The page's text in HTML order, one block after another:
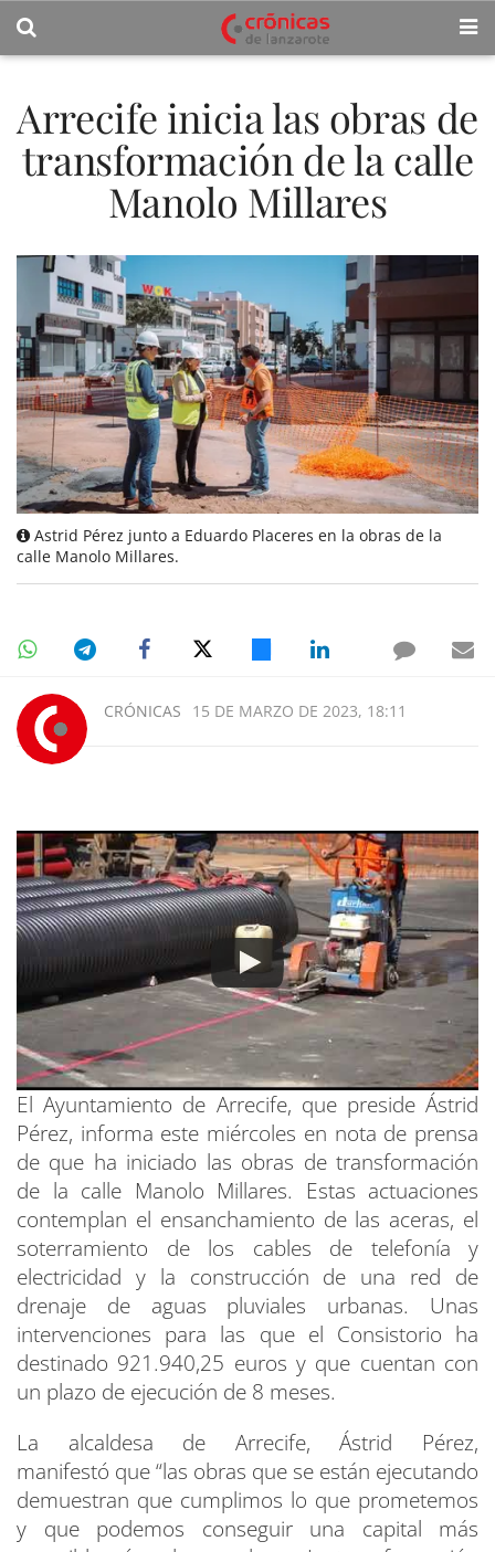
Arrecife inicia las obras de
transformación de la calle
Manolo Millares
Astrid Pérez junto a Eduardo Placeres en la obras de la
calle Manolo Millares.
CRÓNICAS 15 DE MARZO DE 2023, 18:11
El Ayuntamiento de Arrecife, que preside Ástrid
Pérez, informa este miércoles en nota de prensa
de que ha iniciado las obras de transformación
de la calle Manolo Millares. Estas actuaciones
contemplan el ensanchamiento de las aceras, el
soterramiento de los cables de telefonía y
electricidad y la construcción de una red de
drenaje de aguas pluviales urbanas. Unas
intervenciones para las que el Consistorio ha
destinado 921.940,25 euros y que cuentan con
un plazo de ejecución de 8 meses.
La alcaldesa de Arrecife, Ástrid Pérez,
manifestó que “las obras que se están ejecutando
demuestran que cumplimos lo que prometemos
y que podemos conseguir una capital más